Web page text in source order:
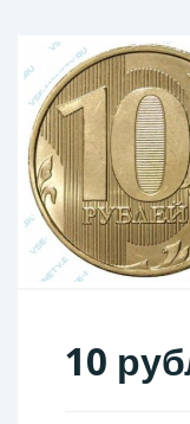
10